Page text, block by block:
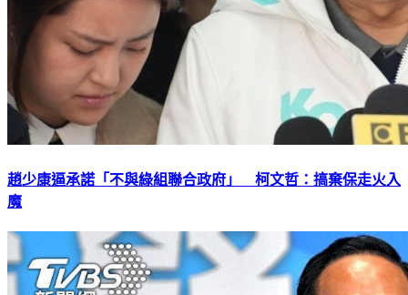
趙少康逼承諾「不與綠組聯合政府」 柯文哲：搞棄保走火入
魔